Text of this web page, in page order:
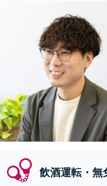
飲酒運転・無